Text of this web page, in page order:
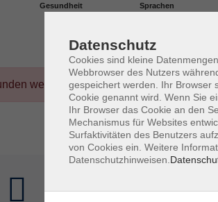
Gesundheit Sprachen
werden.
Datenschutz
Cookies sind kleine
Webbrowser des Nutzers
gespeichert werden. Ihr Browser
Cookie genannt wird. Wenn Sie
Ihr Browser das Cookie an den
Mechanismus für Websites
Surfaktivitäten des Benutzers
von Cookies ein. Weitere
Datenschutzhinweisen.